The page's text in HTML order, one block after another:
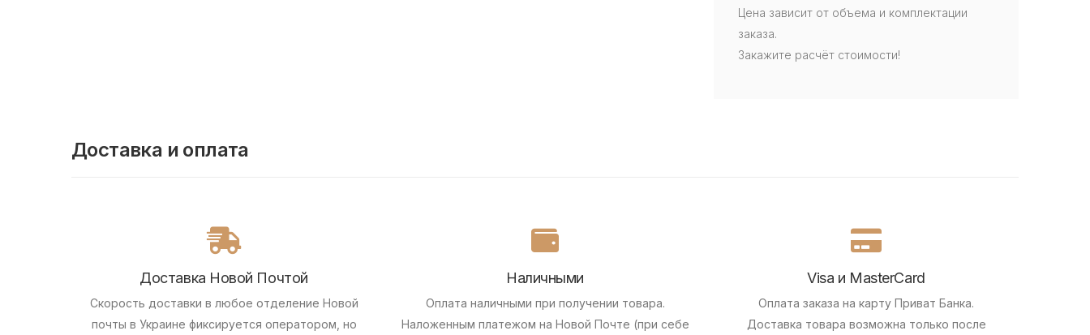
Цена зависит от объема и комплектации
заказа.
Закажите расчёт стоимости!
Доставка и оплата
Доставка Новой Почтой
Скорость доставки в любое отделение Новой
почты в Украине фиксируется оператором, но
Наличными
Оплата наличными при получении товара.
Наложенным платежом на Новой Почте (при себе
Visa и MasterCard
Оплата заказа на карту Приват Банка.
Доставка товара возможна только после